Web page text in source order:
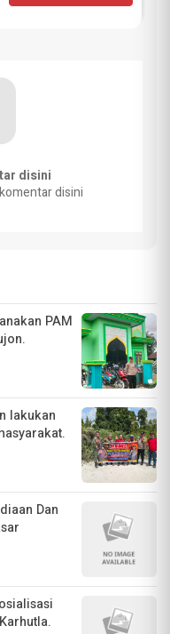
disini
disini
PAM
lakukan
Dan